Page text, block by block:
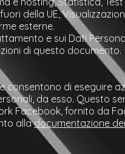
della UE,
esterne.
e sui Dati
di questo documento.
consentono di eseguire
da esso. Questo
Facebook, fornito da
alladocumentazione